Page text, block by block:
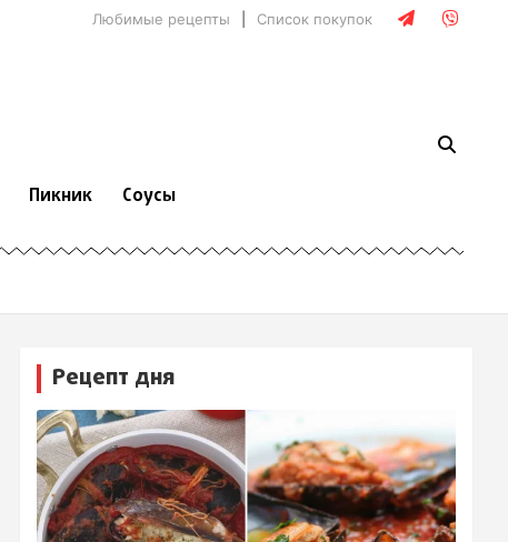
Любимые рецепты Список покупок
Пикник Соусы
Рецепт дня